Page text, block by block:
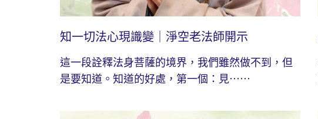
知一切法心現識變｜淨空老法師開示
這一段詮釋法身菩薩的境界，我們雖然做不到，但
是要知道。知道的好處，第一個：見⋯⋯